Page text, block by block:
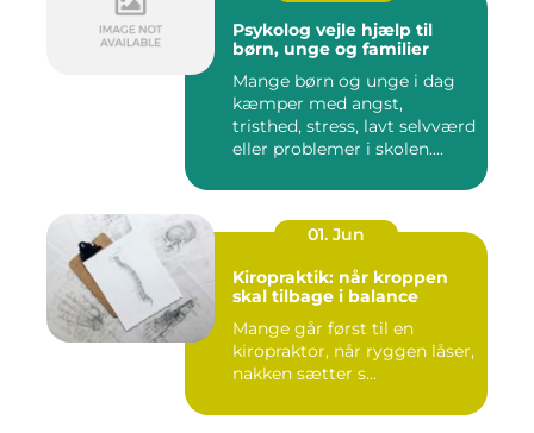
Psykolog vejle hjælp til
børn, unge og familier
Mange børn og unge i dag
kæmper med angst,
tristhed, stress, lavt selvværd
eller problemer i skolen....
01. Jun
Kiropraktik: når kroppen
skal tilbage i balance
Mange går først til en
kiropraktor, når ryggen låser,
nakken sætter s...